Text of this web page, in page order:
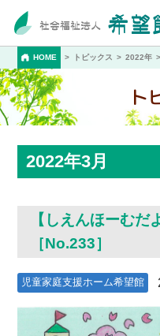
HOME トピックス 2022年
ト
2022年3月
【しえんほーむ
［No.233］
児童家庭支援ホーム希望館